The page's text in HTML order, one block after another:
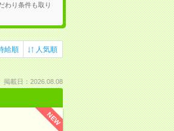
わり条件も取り
給順 人気順
掲載日：2026.08.08
NEW